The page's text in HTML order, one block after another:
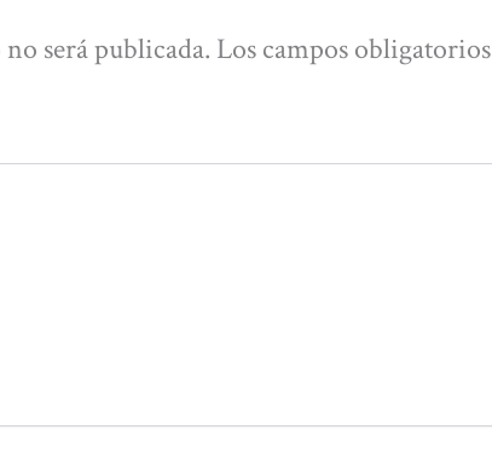
será publicada. Los campos obligatorios